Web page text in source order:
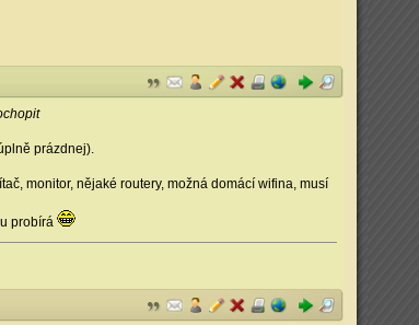
prázdnej).
monitor, nějaké routery, možná domácí wifina, musí
probírá